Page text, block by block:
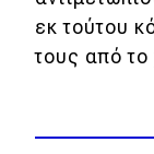
Απόψεις
Δοκιμή
εκ τούτου
τους από το